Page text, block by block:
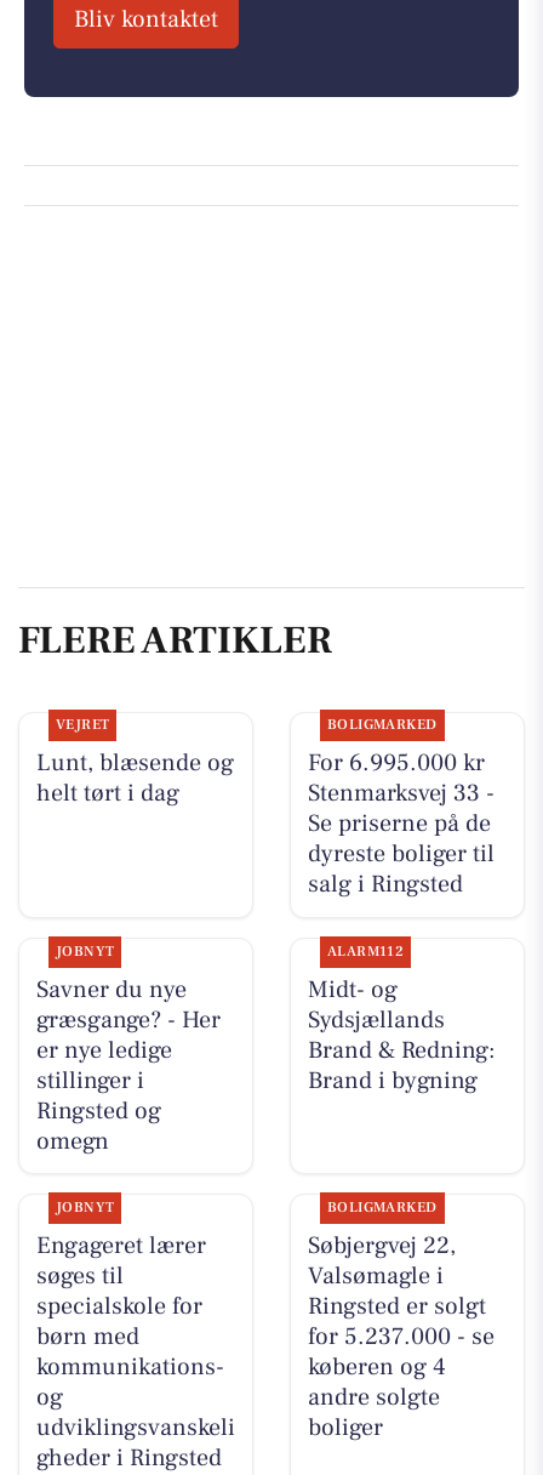
Bliv kontaktet
FLERE ARTIKLER
VEJRET
Lunt, blæsende og
helt tørt i dag
BOLIGMARKED
For 6.995.000 kr
Stenmarksvej 33 -
Se priserne på de
dyreste boliger til
salg i Ringsted
JOBNYT
Savner du nye
græsgange? - Her
er nye ledige
stillinger i
Ringsted og
omegn
ALARM112
Midt- og
Sydsjællands
Brand & Redning:
Brand i bygning
JOBNYT
Engageret lærer
søges til
specialskole for
børn med
kommunikations-
og
udviklingsvanskeli
gheder i Ringsted
BOLIGMARKED
Søbjergvej 22,
Valsømagle i
Ringsted er solgt
for 5.237.000 - se
køberen og 4
andre solgte
boliger